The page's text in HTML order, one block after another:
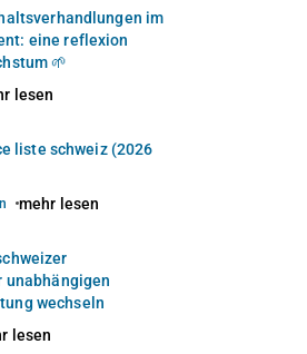
im
eine reflexion
🌱
lesen
liste schweiz (2026
mehr lesen
unabhängigen
wechseln
lesen